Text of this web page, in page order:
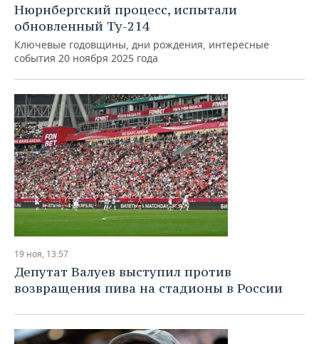
Нюрнбергский процесс, испытали
обновленный Ту-214
Ключевые годовщины, дни рождения, интересные
события 20 ноября 2025 года
19 ноя, 13:57
Депутат Валуев выступил против
возвращения пива на стадионы в России